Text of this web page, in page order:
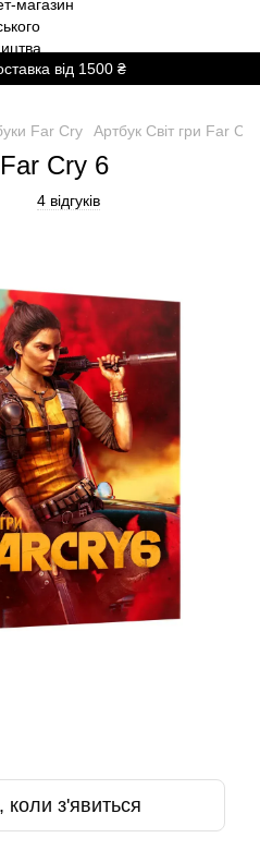
від 1500 ₴
Far Cry Артбук Світ гри Far
Cry 6
4 відгуків
коли з'явиться